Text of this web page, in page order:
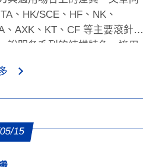
、HK/SCE、HF、NK、
、AXK、KT、CF 等主要滾針軸
說明各系列的結構特色、適用
採購人員快速選擇合適的滾針
15